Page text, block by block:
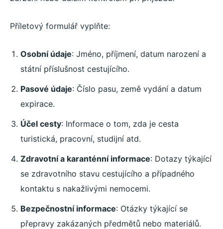
Příletový formulář vyplňte:
Osobní údaje: Jméno, příjmení, datum narození a
státní příslušnost cestujícího.
Pasové údaje: Číslo pasu, země vydání a datum
expirace.
Účel cesty: Informace o tom, zda je cesta
turistická, pracovní, studijní atd.
Zdravotní a karanténní informace: Dotazy týkající
se zdravotního stavu cestujícího a případného
kontaktu s nakažlivými nemocemi.
Bezpečnostní informace: Otázky týkající se
přepravy zakázaných předmětů nebo materiálů.